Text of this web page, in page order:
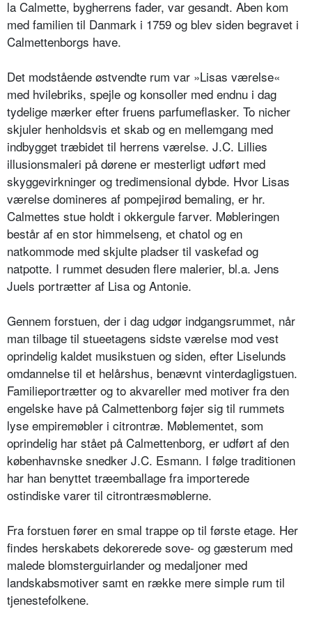
la Calmette, bygherrens fader, var gesandt. Aben kom
med familien til Danmark i 1759 og blev siden begravet i
Calmettenborgs have.
Det modstående østvendte rum var »Lisas værelse«
med hvilebriks, spejle og konsoller med endnu i dag
tydelige mærker efter fruens parfumeflasker. To nicher
skjuler henholdsvis et skab og en mellemgang med
indbygget træbidet til herrens værelse. J.C. Lillies
illusionsmaleri på dørene er mesterligt udført med
skyggevirkninger og tredimensional dybde. Hvor Lisas
værelse domineres af pompejirød bemaling, er hr.
Calmettes stue holdt i okkergule farver. Møbleringen
består af en stor himmelseng, et chatol og en
natkommode med skjulte pladser til vaskefad og
natpotte. I rummet desuden flere malerier, bl.a. Jens
Juels portrætter af Lisa og Antonie.
Gennem forstuen, der i dag udgør indgangsrummet, når
man tilbage til stueetagens sidste værelse mod vest
oprindelig kaldet musikstuen og siden, efter Liselunds
omdannelse til et helårshus, benævnt vinterdagligstuen.
Familieportrætter og to akvareller med motiver fra den
engelske have på Calmettenborg føjer sig til rummets
lyse empiremøbler i citrontræ. Møblementet, som
oprindelig har stået på Calmettenborg, er udført af den
københavnske snedker J.C. Esmann. I følge traditionen
har han benyttet træemballage fra importerede
ostindiske varer til citrontræsmøblerne.
Fra forstuen fører en smal trappe op til første etage. Her
findes herskabets dekorerede sove- og gæsterum med
malede blomsterguirlander og medaljoner med
landskabsmotiver samt en række mere simple rum til
tjenestefolkene.